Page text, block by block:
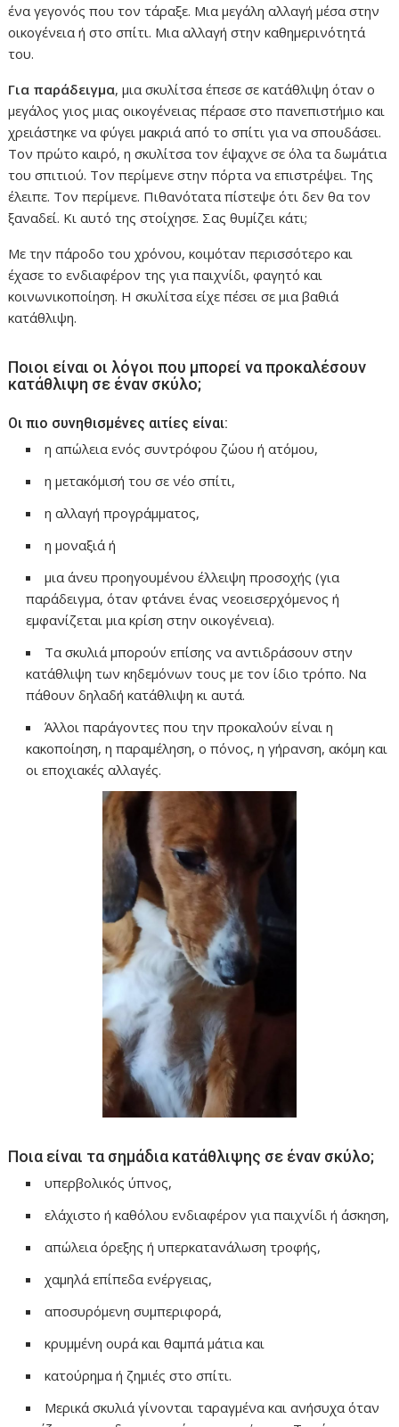
ένα γεγονός που τον τάραξε. Μια μεγάλη αλλαγή μέσα στην
οικογένεια ή στο σπίτι. Μια αλλαγή στην καθημερινότητά
του.
Για παράδειγμα, μια σκυλίτσα έπεσε σε κατάθλιψη όταν ο
μεγάλος γιος μιας οικογένειας πέρασε στο πανεπιστήμιο και
χρειάστηκε να φύγει μακριά από το σπίτι για να σπουδάσει.
Τον πρώτο καιρό, η σκυλίτσα τον έψαχνε σε όλα τα δωμάτια
του σπιτιού. Τον περίμενε στην πόρτα να επιστρέψει. Της
έλειπε. Τον περίμενε. Πιθανότατα πίστεψε ότι δεν θα τον
ξαναδεί. Κι αυτό της στοίχησε. Σας θυμίζει κάτι;
Με την πάροδο του χρόνου, κοιμόταν περισσότερο και
έχασε το ενδιαφέρον της για παιχνίδι, φαγητό και
κοινωνικοποίηση. Η σκυλίτσα είχε πέσει σε μια βαθιά
κατάθλιψη.
Ποιοι είναι οι λόγοι που μπορεί να προκαλέσουν
κατάθλιψη σε έναν σκύλο;
Οι πιο συνηθισμένες αιτίες είναι:
η απώλεια ενός συντρόφου ζώου ή ατόμου,
η μετακόμισή του σε νέο σπίτι,
η αλλαγή προγράμματος,
η μοναξιά ή
μια άνευ προηγουμένου έλλειψη προσοχής (για
παράδειγμα, όταν φτάνει ένας νεοεισερχόμενος ή
εμφανίζεται μια κρίση στην οικογένεια).
Τα σκυλιά μπορούν επίσης να αντιδράσουν στην
κατάθλιψη των κηδεμόνων τους με τον ίδιο τρόπο. Να
πάθουν δηλαδή κατάθλιψη κι αυτά.
Άλλοι παράγοντες που την προκαλούν είναι η
κακοποίηση, η παραμέληση, ο πόνος, η γήρανση, ακόμη και
οι εποχιακές αλλαγές.
Ποια είναι τα σημάδια κατάθλιψης σε έναν σκύλο;
υπερβολικός ύπνος,
ελάχιστο ή καθόλου ενδιαφέρον για παιχνίδι ή άσκηση,
απώλεια όρεξης ή υπερκατανάλωση τροφής,
χαμηλά επίπεδα ενέργειας,
αποσυρόμενη συμπεριφορά,
κρυμμένη ουρά και θαμπά μάτια και
κατούρημα ή ζημιές στο σπίτι.
Μερικά σκυλιά γίνονται ταραγμένα και ανήσυχα όταν